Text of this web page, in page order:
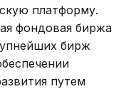
платформу.
фондовая биржа
бирж
путем